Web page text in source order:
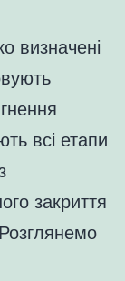
визначені
всі етапи
закриття